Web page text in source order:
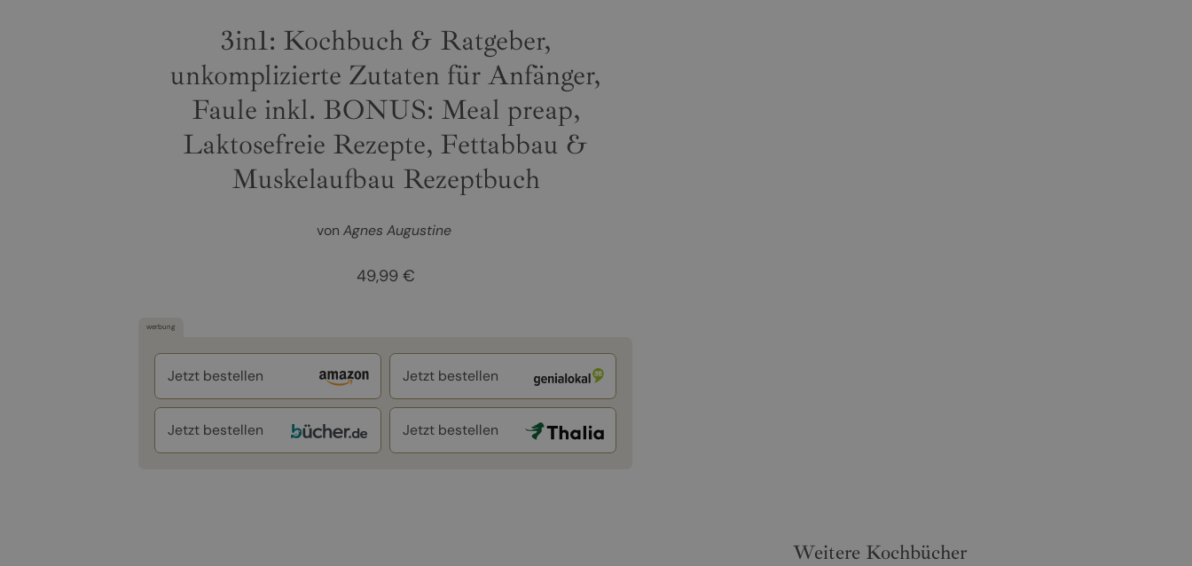
3in1: Kochbuch & Ratgeber,
unkomplizierte Zutaten für Anfänger,
Faule inkl. BONUS: Meal preap,
Laktosefreie Rezepte, Fettabbau &
Muskelaufbau Rezeptbuch
von Agnes Augustine
49,99 €
werbung
Jetzt bestellen Jetzt bestellen
Jetzt bestellen Jetzt bestellen
Weitere Kochbücher